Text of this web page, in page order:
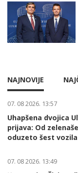
NAJNOVIJE
07. 08 2026. 13:57
Uhapšena dvojica
prijava: Od
oduzeto šest vozila
07. 08 2026. 13:49